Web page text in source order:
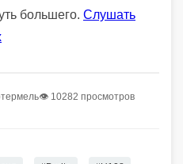
большего. Слушать
👁 10282 просмотров